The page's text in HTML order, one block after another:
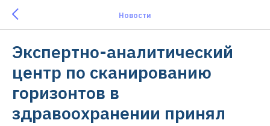
Новости
Экспертно-аналитический
центр по сканированию
горизонтов в
здравоохранении принял